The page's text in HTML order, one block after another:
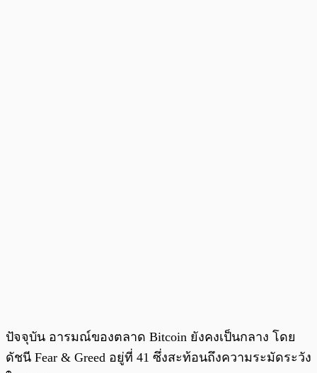
ปัจจุบัน อารมณ์ของตลาด Bitcoin ยังคงเป็นกลาง โดย
ดัชนี Fear & Greed อยู่ที่ 41 ซึ่งสะท้อนถึงความระมัดระวัง